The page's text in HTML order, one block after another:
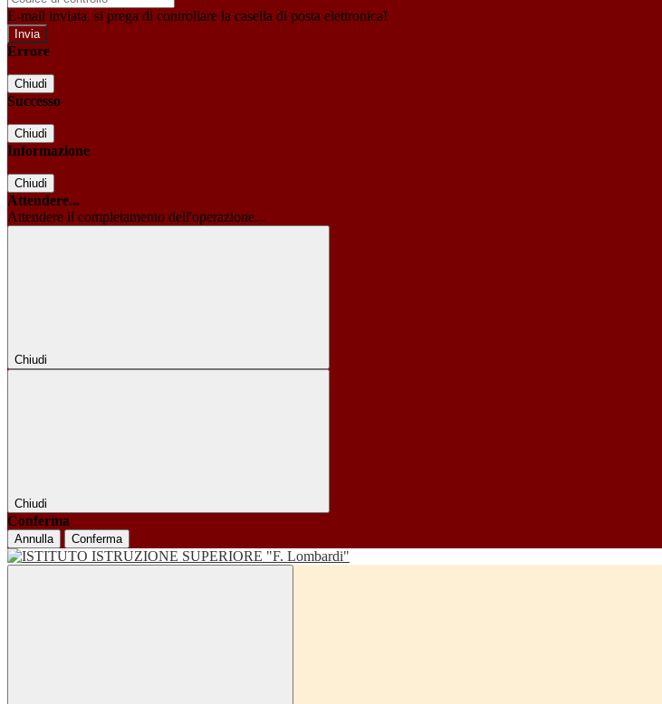
E-mail inviata, si prega di controllare la casella di posta elettronica!
Errore
Chiudi
Successo
Chiudi
Informazione
Chiudi
Attendere...
Attendere il completamento dell'operazione...
Chiudi
Chiudi
Conferma
Annulla Conferma